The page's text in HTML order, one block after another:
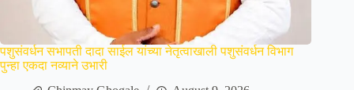
पशुसंवर्धन सभापती दादा साईल यांच्या नेतृत्वाखाली पशुसंवर्धन विभाग
पुन्हा एकदा नव्याने उभारी